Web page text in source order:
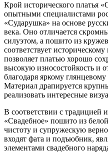
Крой исторического платья
опытными специалистами
«Сударушка» на основе
века. Оно отличается
силуэтом, а пошито из
соответствует
позволяет платью хорошо
высокую износостойкость и
благодаря яркому
Материал драпируется
реализовать интересные
В соответствии с традицией
«Свадебное» пошито из
чистоту и супружескую
входят фата и подъюбник,
элементами свадебного